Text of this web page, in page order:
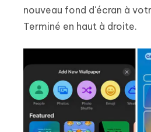
nouveau fond d'écran à
Terminé en haut à droite.